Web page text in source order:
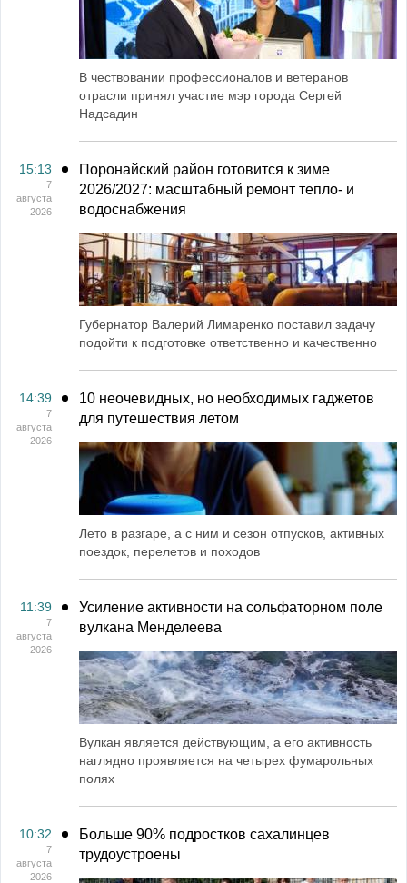
В чествовании профессионалов и ветеранов
отрасли принял участие мэр города Сергей
Надсадин
15:13
7
августа
2026
Поронайский район готовится к зиме
2026/2027: масштабный ремонт тепло- и
водоснабжения
Губернатор Валерий Лимаренко поставил задачу
подойти к подготовке ответственно и качественно
14:39
7
августа
2026
10 неочевидных, но необходимых гаджетов
для путешествия летом
Лето в разгаре, а с ним и сезон отпусков, активных
поездок, перелетов и походов
11:39
7
августа
2026
Усиление активности на сольфаторном поле
вулкана Менделеева
Вулкан является действующим, а его активность
наглядно проявляется на четырех фумарольных
полях
10:32
7
августа
2026
Больше 90% подростков сахалинцев
трудоустроены